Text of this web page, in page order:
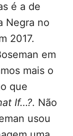
é a de
Negra no
2017.
em
mais o
que
If…?. Não
usou